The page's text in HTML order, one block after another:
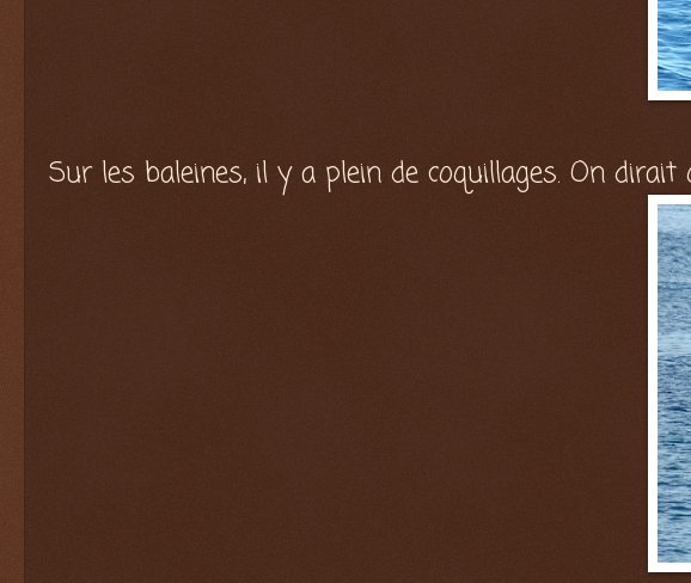
Sur les baleines, il y a plein de coquillages. On